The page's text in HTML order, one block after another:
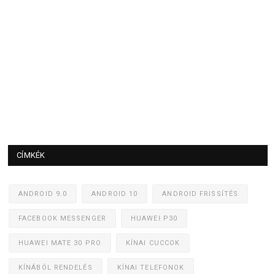
CÍMKÉK
ANDROID 9.0 ANDROID 10 ANDROID FRISSÍTÉS
FACEBOOK MESSENGER HUAWEI P30
HUAWEI MATE 30 PRO KÍNAI CUCCOK
KÍNÁBÓL RENDELÉS KÍNAI TELEFONOK